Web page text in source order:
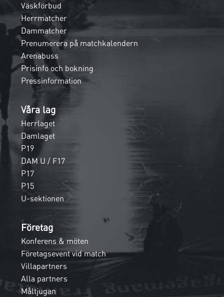
Väskförbud
Herrmatcher
Dammatcher
Prenumerera på matchkalendern
Arenabuss
Prisinfo och bokning
Pressinformation
Våra lag
Herrlaget
Damlaget
P19
DAM U / F17
P17
P15
U-sektionen
Företag
Konferens & möten
Företagsevent vid match
Villapartners
Alla partners
Måltjugan